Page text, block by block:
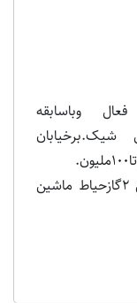
فعال وباسابقه
فقط نقد.وسندوکالتی .2اب 3برق 3تلفن 2گازحیاط ماشین